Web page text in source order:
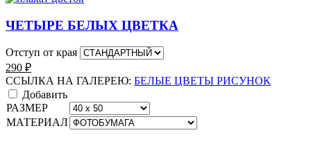
ЧЕТЫРЕ БЕЛЫХ ЦВЕТКА
Отступ от края
290 ₽
ССЫЛКА НА ГАЛЕРЕЮ: БЕЛЫЕ ЦВЕТЫ РИСУНОК
Добавить
РАЗМЕР
МАТЕРИАЛ